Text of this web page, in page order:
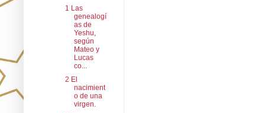
1 Las
genealogí
as de
Yeshu,
según
Mateo y
Lucas
co...
2 El
nacimient
o de una
virgen.